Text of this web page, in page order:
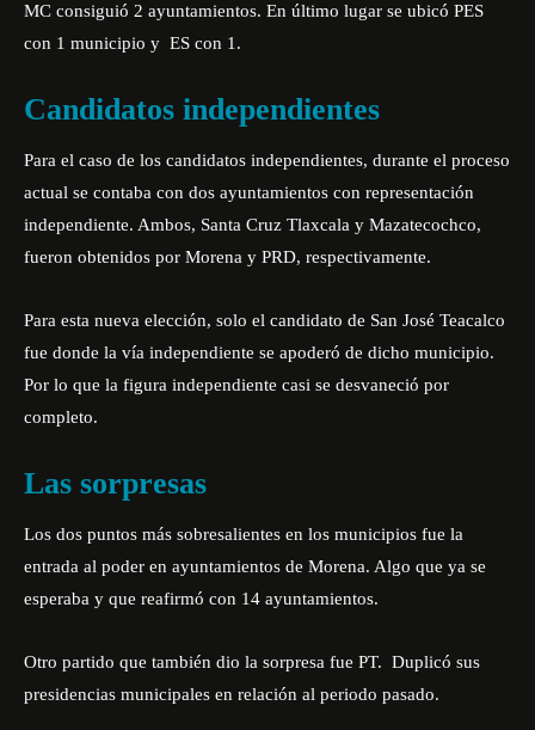
MC consiguió 2 ayuntamientos. En último lugar se ubicó PES
con 1 municipio y ES con 1.
Candidatos independientes
Para el caso de los candidatos independientes, durante el proceso
actual se contaba con dos ayuntamientos con representación
independiente. Ambos, Santa Cruz Tlaxcala y Mazatecochco,
fueron obtenidos por Morena y PRD, respectivamente.
Para esta nueva elección, solo el candidato de San José Teacalco
fue donde la vía independiente se apoderó de dicho municipio.
Por lo que la figura independiente casi se desvaneció por
completo.
Las sorpresas
Los dos puntos más sobresalientes en los municipios fue la
entrada al poder en ayuntamientos de Morena. Algo que ya se
esperaba y que reafirmó con 14 ayuntamientos.
Otro partido que también dio la sorpresa fue PT. Duplicó sus
presidencias municipales en relación al periodo pasado.